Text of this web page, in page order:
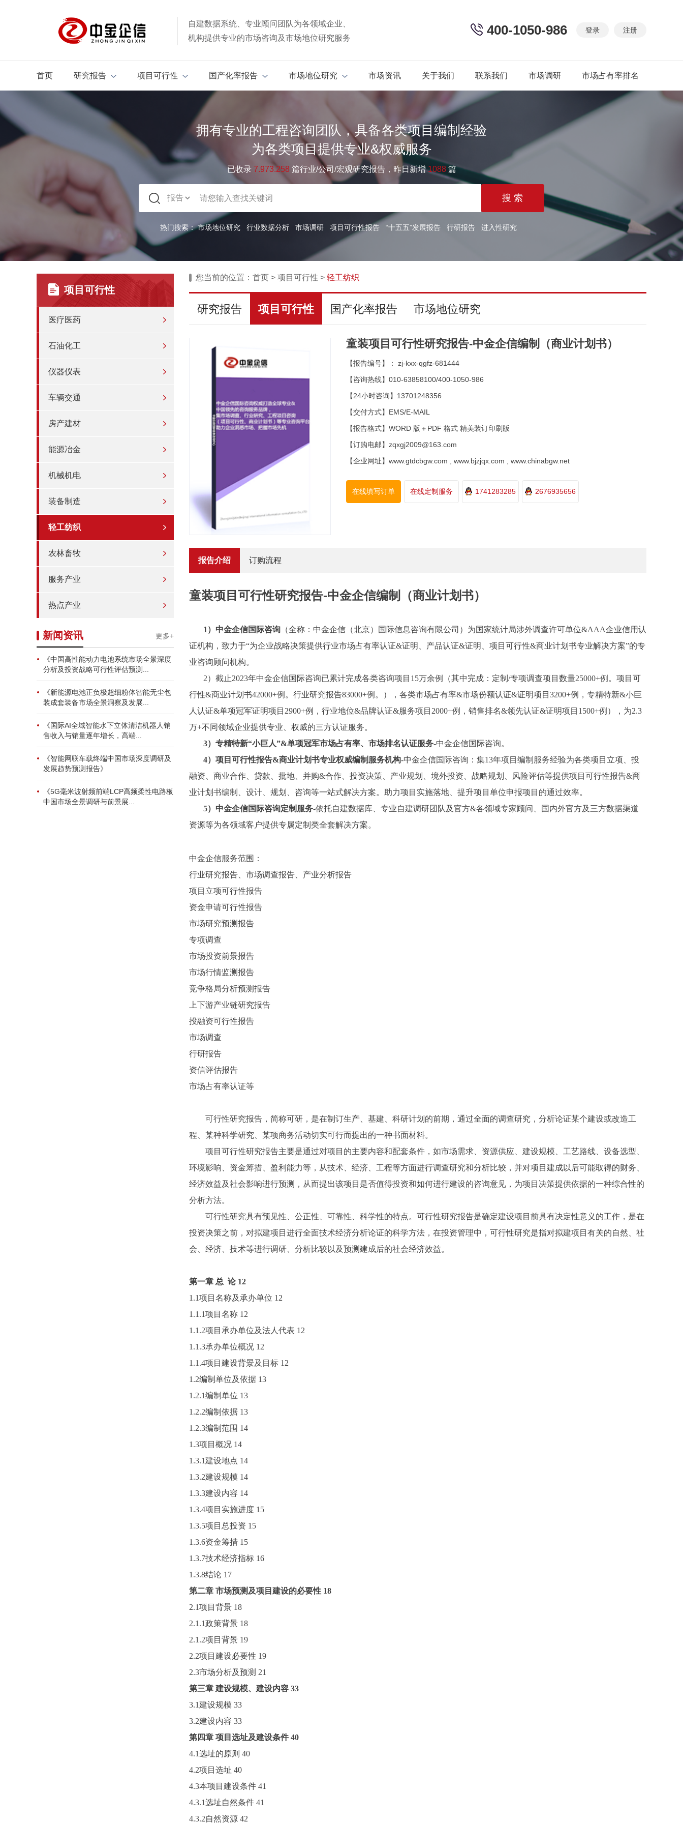
自建数据系统、专业顾问团队为各领域企业、
机构提供专业的市场咨询及市场地位研究服务
登录 注册
400-1050-986
首页 研究报告 项目可行性 国产化率报告 市场地位研究 市场资讯 关于我们 联系我们 市场调研 市场占有率排名
拥有专业的工程咨询团队，具备各类项目编制经验
为各类项目提供专业&权威服务
已收录 7.973.258 篇行业/公司/宏观研究报告，昨日新增1088篇
热门搜索：市场地位研究 行业数据分析 市场调研 项目可行性报告 “十五五”发展报告 行研报告 进入性研究
项目可行性
医疗医药
石油化工
仪器仪表
车辆交通
房产建材
能源冶金
机械机电
装备制造
轻工纺织
农林畜牧
服务产业
热点产业
新闻资讯 更多+
《中国高性能动力电池系统市场全景深度
分析及投资战略可行性评估预测...
《新能源电池正负极超细粉体智能无尘包
装成套装备市场全景洞察及发展...
《国际AI全域智能水下立体清洁机器人销
售收入与销量逐年增长，高端...
《智能网联车载终端中国市场深度调研及
发展趋势预测报告》
《5G毫米波射频前端LCP高频柔性电路板
中国市场全景调研与前景展...
您当前的位置： 首页 > 项目可行性 > 轻工纺织
研究报告 项目可行性 国产化率报告 市场地位研究
童装项目可行性研究报告-中金企信编制（商业计划书）
【报告编号】： zj-kxx-qgfz-681444
【咨询热线】010-63858100/400-1050-986
【24小时咨询】13701248356
【交付方式】EMS/E-MAIL
【报告格式】WORD 版＋PDF 格式 精美装订印刷版
【订购电邮】zqxgj2009@163.com
【企业网址】www.gtdcbgw.com , www.bjzjqx.com , www.chinabgw.net
在线填写订单 在线定制服务 1741283285 2676935656
报告介绍 订购流程
童装项目可行性研究报告-中金企信编制（商业计划书）
1）中金企信国际咨询 （全称：中金企信（北京）国际信息咨询有限公司）为国家统计局涉外调查许可单位&AAA企业信用认
证机构，致力于“为企业战略决策提供行业市场占有率认证&证明、产品认证&证明、项目可行性&商业计划书专业解决方案”的专
业咨询顾问机构。
2）截止2023年中金企信国际咨询已累计完成各类咨询项目15万余例（其中完成： 定制 /专项调查项目数量25000+例。项目可
行性&商业计划书42000+例。行业研究报告83000+例。），各类市场占有率&市场份额认证&证明项目3200+例，专精特新&小巨
人认证&单项冠军证明项目2900+例，行业地位&品牌认证&服务项目2000+例，销售排名&领先认证&证明项目1500+例），为2.3
万+不同领域企业提供专业、权威的三方认证服务。
3）专精特新“小巨人”&单项冠军市场占有率、市场排名认证服务-中金企信国际咨询。
4）项目可行性报告&商业计划书专业权威编制服务机构-中金企信国际咨询：集13年项目编制服务经验为各类项目立项、投
融资、商业合作、贷款、批地、并购&合作、投资决策、产业规划、境外投资、战略规划、风险评估等提供项目可行性报告&商
业计划书编制、设计、规划、咨询等一站式解决方案。助力项目实施落地、提升项目单位申报项目的通过效率。
5）中金企信国际咨询定制服务-依托自建数据库、专业自建调研团队及官方&各领域专家顾问、国内外官方及三方数据渠道
资源等为各领域客户提供专属定制类全套解决方案。
中金企信服务范围：
行业研究报告、市场调查报告、产业分析报告
项目立项可行性报告
资金申请可行性报告
市场研究预测报告
专项调查
市场投资前景报告
市场行情监测报告
竞争格局分析预测报告
上下游产业链研究报告
投融资可行性报告
市场调查
行研报告
资信评估报告
市场占有率认证等
可行性研究报告，简称可研，是在制订生产、基建、科研计划的前期，通过全面的调查研究，分析论证某个建设或改造工
程、某种科学研究、某项商务活动切实可行而提出的一种书面材料。
项目可行性研究报告主要是通过对项目的主要内容和配套条件，如市场需求、资源供应、建设规模、工艺路线、设备选型、
环境影响、资金筹措、盈利能力等，从技术、经济、工程等方面进行调查研究和分析比较，并对项目建成以后可能取得的财务、
经济效益及社会影响进行预测，从而提出该项目是否值得投资和如何进行建设的咨询意见，为项目决策提供依据的一种综合性的
分析方法。
可行性研究具有预见性、公正性、可靠性、科学性的特点。可行性研究报告是确定建设项目前具有决定性意义的工作，是在
投资决策之前，对拟建项目进行全面技术经济分析论证的科学方法，在投资管理中，可行性研究是指对拟建项目有关的自然、社
会、经济、技术等进行调研、分析比较以及预测建成后的社会经济效益。
第一章 总 论 12
1.1项目名称及承办单位 12
1.1.1项目名称 12
1.1.2项目承办单位及法人代表 12
1.1.3承办单位概况 12
1.1.4项目建设背景及目标 12
1.2编制单位及依据 13
1.2.1编制单位 13
1.2.2编制依据 13
1.2.3编制范围 14
1.3项目概况 14
1.3.1建设地点 14
1.3.2建设规模 14
1.3.3建设内容 14
1.3.4项目实施进度 15
1.3.5项目总投资 15
1.3.6资金筹措 15
1.3.7技术经济指标 16
1.3.8结论 17
第二章 市场预测及项目建设的必要性 18
2.1项目背景 18
2.1.1政策背景 18
2.1.2项目背景 19
2.2项目建设必要性 19
2.3市场分析及预测 21
第三章 建设规模、建设内容 33
3.1建设规模 33
3.2建设内容 33
第四章 项目选址及建设条件 40
4.1选址的原则 40
4.2项目选址 40
4.3本项目建设条件 41
4.3.1选址自然条件 41
4.3.2自然资源 42